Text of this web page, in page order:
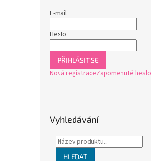
E-mail
Heslo
PŘIHLÁSIT SE
Nová registraceZapomenuté heslo
Vyhledávání
HLEDAT